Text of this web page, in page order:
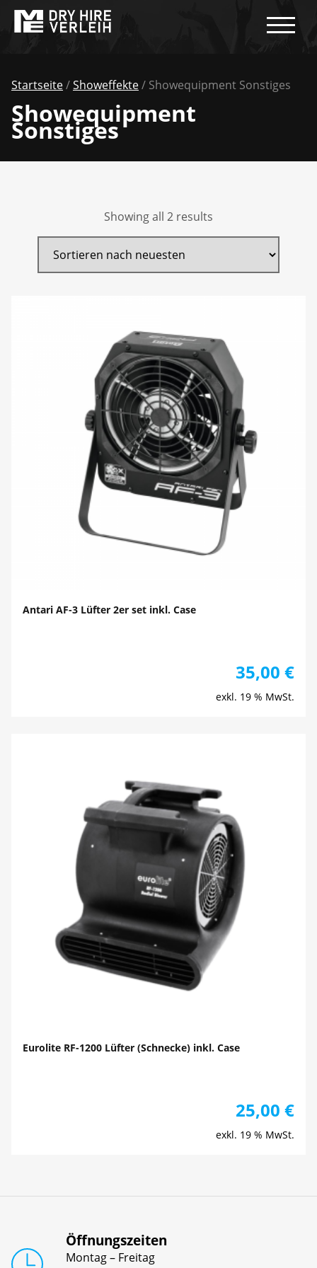
Startseite/Showeffekte/ Showequipment Sonstiges
Showequipment
Sonstiges
Showing all 2 results
Antari AF-3 Lüfter 2er set inkl. Case
35,00 €
exkl. 19 % MwSt.
Eurolite RF-1200 Lüfter (Schnecke) inkl. Case
25,00 €
exkl. 19 % MwSt.
Öffnungszeiten
Montag – Freitag